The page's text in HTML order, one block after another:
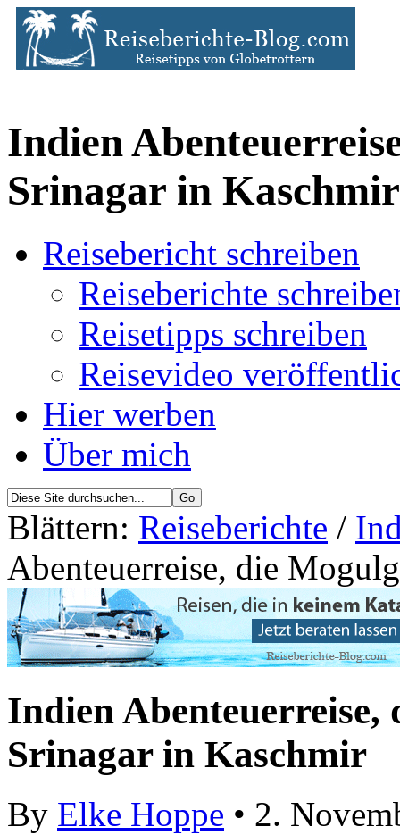
Indien
Srinagar in Kaschmir
Reisebericht schreiben
Reiseberichte
Reisetipps schreiben
Reisevideo
Hier werben
Über mich
Blättern: Reiseberichte /
Abenteuerreise, die
Indien
Srinagar in Kaschmir
By Elke Hoppe • 2.